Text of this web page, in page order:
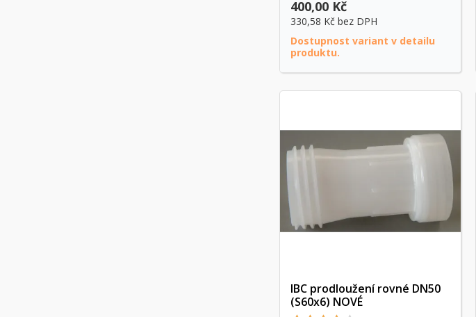
400,00 Kč
330,58 Kč bez DPH
Dostupnost variant v detailu
produktu.
Rychlý náhled
IBC prodloužení rovné DN50
(S60x6) NOVÉ